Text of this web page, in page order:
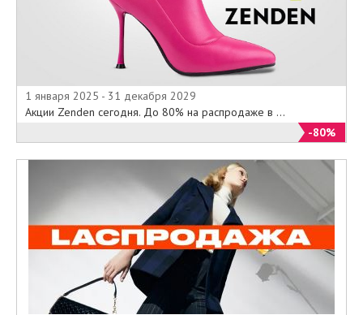
1 января 2025 - 31 декабря 2029
Акции Zenden сегодня. До 80% на распродаже в ...
-80%